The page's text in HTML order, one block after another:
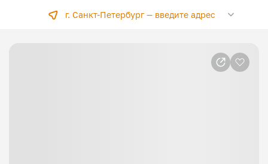
г. Санкт-Петербург —введите адрес